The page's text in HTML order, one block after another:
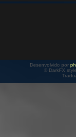
Desenvolvido por
© DarkFX